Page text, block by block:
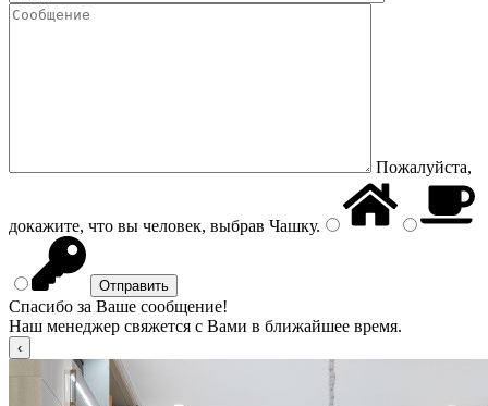
Пожалуйста,
докажите, что вы человек, выбрав Чашку.
Спасибо за Ваше сообщение!
Наш менеджер свяжется с Вами в ближайшее время.